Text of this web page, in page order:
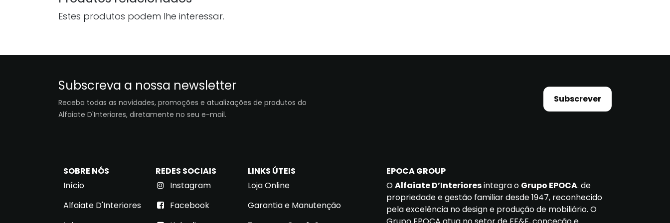
Estes produtos podem lhe interessar.
Subscreva a nossa newsletter
Receba todas as novidades, promoções e atualizações de produtos do
Alfaiate D'Interiores, diretamente no seu e-mail.
Subscrever
SOBRE NÓS
Início
Alfaiate D'Interiores
EPOCA GROUP
OAlfaiate D’Interioresintegra o Grupo EPOCA. de
propriedade e gestão familiar desde 1947, reconhecido
pela excelência no design e produção de mobiliário. O
REDES SOCIAIS
Instagram
Facebook
LINKS ÚTEIS
Loja Online
Garantia e Manutenção